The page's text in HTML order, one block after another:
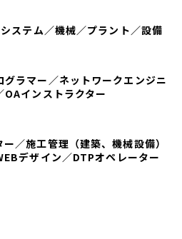
ステム／機械／プラント／設備
ラマー／ネットワークエンジニ
インストラクター
／施工管理（建築、機械設備）
デザイン／DTPオペレーター